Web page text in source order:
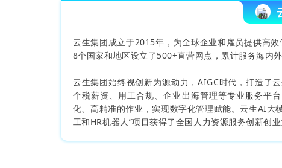
云生集团成立于2015年，为全球企业和雇员提供高
8个国家和地区设立了500+直营网点，累计服务海内
云生集团始终视创新为源动力，AIGC时代，打造了
个税薪资、用工合规、企业出海管理等专业服务平
化、高精准的作业，实现数字化管理赋能。云生AI大
工和HR机器人”项目获得了全国人力资源服务创新创